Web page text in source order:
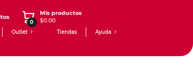
0
Mis productos
$0.00
Outlet Tiendas Ayuda